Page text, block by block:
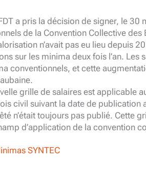
a pris la décision de signer, le
de la Convention Collective des
n’avait pas eu lieu depuis
sur les minima deux fois l’an.
conventionnels, et cette
grille de salaires est applicable
civil suivant la date de
n’était toujours pas publié. Cette
d’application de la convention
SYNTEC